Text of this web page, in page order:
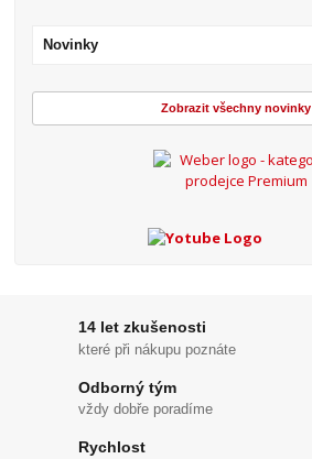
Novinky
Zobrazit všechny novinky
14 let zkušenosti
které při nákupu poznáte
Odborný tým
vždy dobře poradíme
Rychlost